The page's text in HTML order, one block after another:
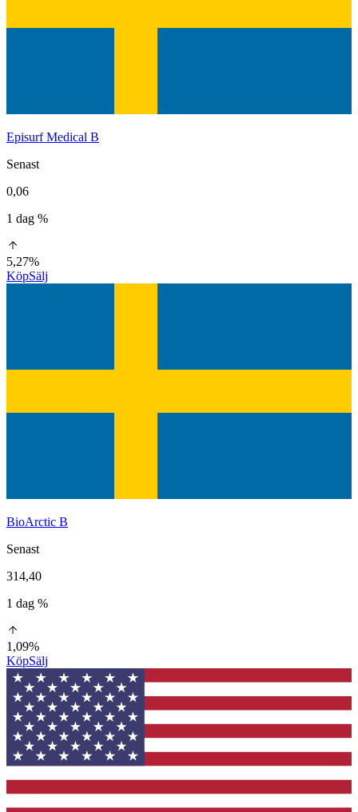
Episurf Medical B
Senast
0,06
1 dag %
5,27%
KöpSälj
BioArctic B
Senast
314,40
1 dag %
1,09%
KöpSälj